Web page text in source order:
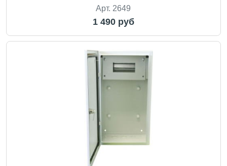
Арт. 2649
1 490 руб